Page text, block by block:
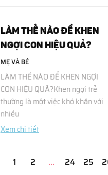
LÀM THẾ NÀO ĐỂ KHEN
NGỢI CON HIỆU QUẢ?
MẸ VÀ BÉ
LÀM THẾ NÀO ĐỂ KHEN NGỢI
CON HIỆU QUẢ?Khen ngợi trẻ
thường là một việc khó khăn với
nhiều
Xem chi tiết
1 2 ... 24 25